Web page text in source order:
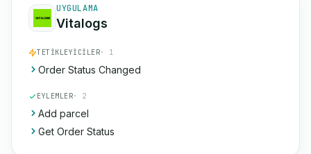
UYGULAMA
Vitalogs
TETIKLEYICILER· 1
Order Status Changed
EYLEMLER· 2
Add parcel
Get Order Status